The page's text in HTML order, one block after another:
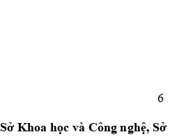
6
Sở Khoa học và Công nghệ, Sở